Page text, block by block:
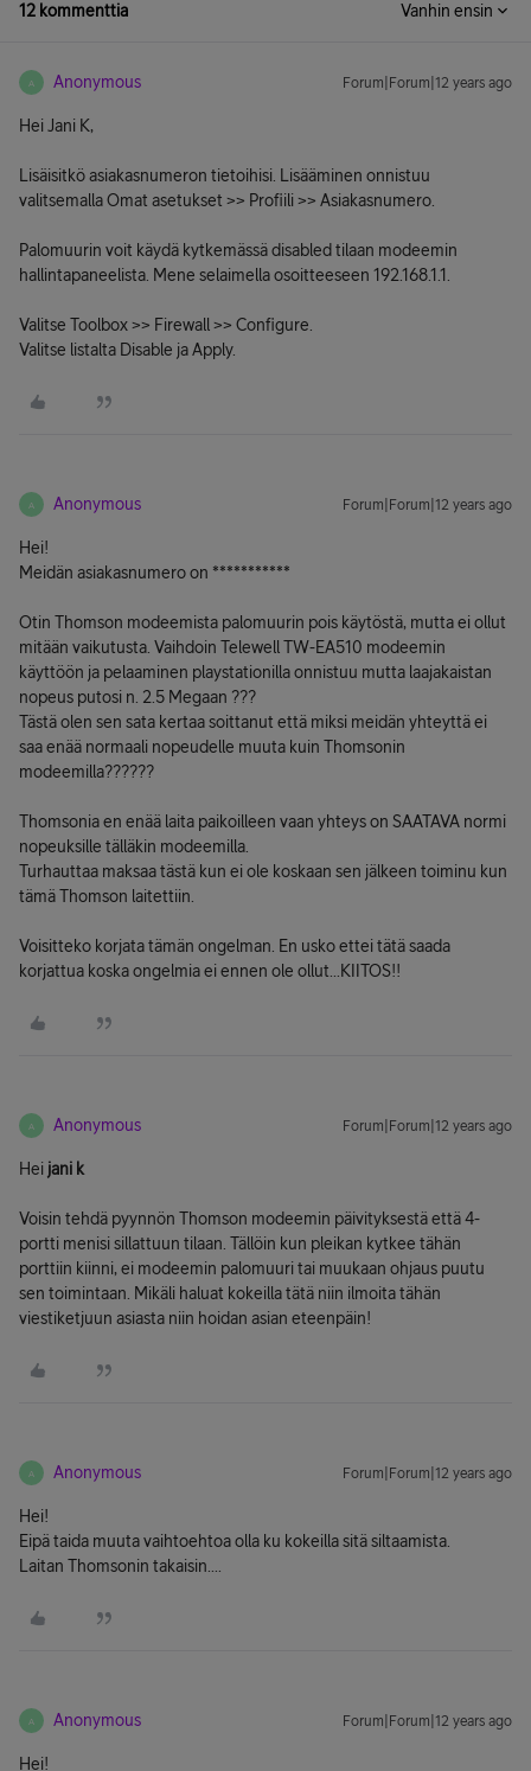
12 kommenttia Vanhin ensin
A Anonymous Forum|Forum|12 years ago
Hei Jani K,
Lisäisitkö asiakasnumeron tietoihisi. Lisääminen onnistuu
valitsemalla Omat asetukset >> Profiili >> Asiakasnumero.
Palomuurin voit käydä kytkemässä disabled tilaan modeemin
hallintapaneelista. Mene selaimella osoitteeseen 192.168.1.1.
Valitse Toolbox >> Firewall >> Configure.
Valitse listalta Disable ja Apply.
A Anonymous Forum|Forum|12 years ago
Hei!
Meidän asiakasnumero on ***********
Otin Thomson modeemista palomuurin pois käytöstä, mutta ei ollut
mitään vaikutusta. Vaihdoin Telewell TW-EA510 modeemin
käyttöön ja pelaaminen playstationilla onnistuu mutta laajakaistan
nopeus putosi n. 2.5 Megaan ???
Tästä olen sen sata kertaa soittanut että miksi meidän yhteyttä ei
saa enää normaali nopeudelle muuta kuin Thomsonin
modeemilla??????
Thomsonia en enää laita paikoilleen vaan yhteys on SAATAVA normi
nopeuksille tälläkin modeemilla.
Turhauttaa maksaa tästä kun ei ole koskaan sen jälkeen toiminu kun
tämä Thomson laitettiin.
Voisitteko korjata tämän ongelman. En usko ettei tätä saada
korjattua koska ongelmia ei ennen ole ollut...KIITOS!!
A Anonymous Forum|Forum|12 years ago
Hei jani k
Voisin tehdä pyynnön Thomson modeemin päivityksestä että 4-
portti menisi sillattuun tilaan. Tällöin kun pleikan kytkee tähän
porttiin kiinni, ei modeemin palomuuri tai muukaan ohjaus puutu
sen toimintaan. Mikäli haluat kokeilla tätä niin ilmoita tähän
viestiketjuun asiasta niin hoidan asian eteenpäin!
A Anonymous Forum|Forum|12 years ago
Hei!
Eipä taida muuta vaihtoehtoa olla ku kokeilla sitä siltaamista.
Laitan Thomsonin takaisin....
A Anonymous Forum|Forum|12 years ago
Hei!